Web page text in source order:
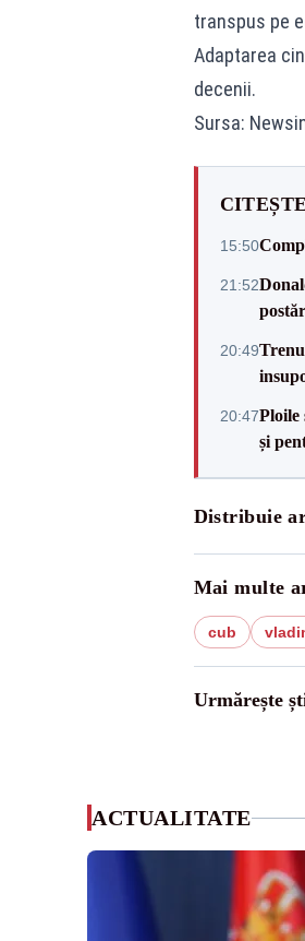
transpus pe
Adaptarea
decenii.
Sursa:
15:50
21:52
20:49
20:47Ploile
și
Distribuie
Mai multe
cub
Urmărește
ACTUALITATE